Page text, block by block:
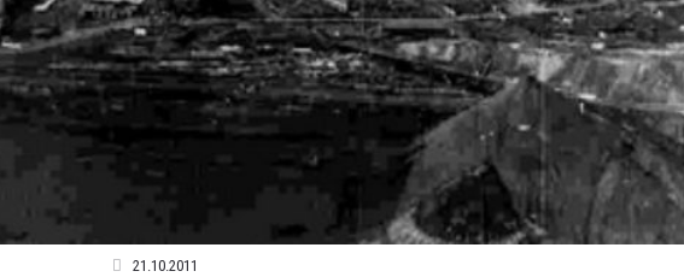
21.10.2011